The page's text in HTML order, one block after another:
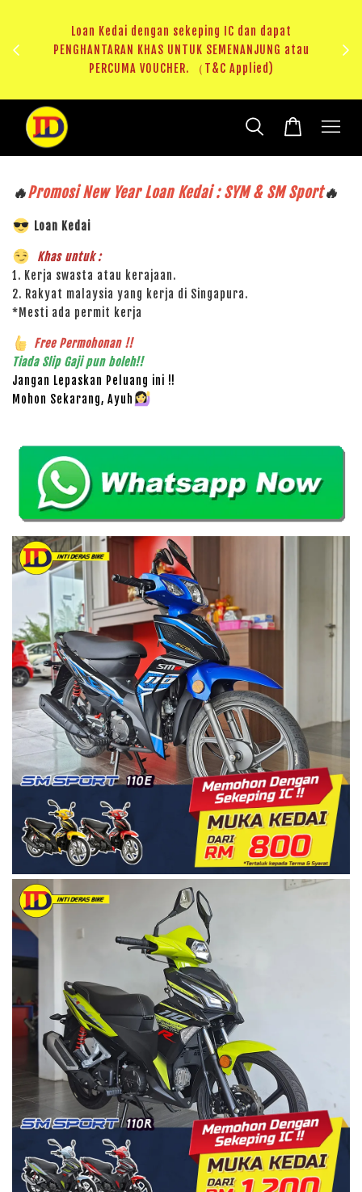
Loan Kedai dengan sekeping IC dan dapat
PENGHANTARAN KHAS UNTUK SEMENANJUNG atau
PERCUMA VOUCHER. （T&C Applied)
🔥Promosi New Year Loan Kedai : SYM & SM Sport🔥
Loan Kedai
Khas untuk :
1. Kerja swasta atau kerajaan.
2. Rakyat malaysia yang kerja di Singapura.
*Mesti ada permit kerja
Free Permohonan !!
Tiada Slip Gaji pun boleh!!
Jangan Lepaskan Peluang ini !!
Mohon Sekarang, Ayuh